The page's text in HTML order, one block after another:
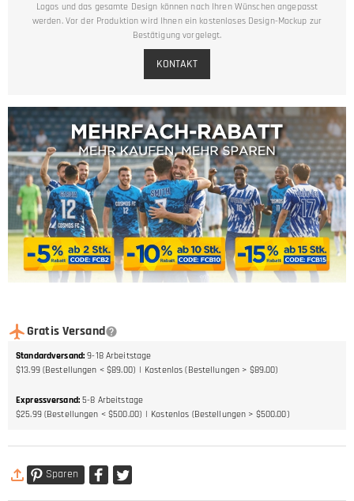
Logos und das gesamte Design können nach Ihren Wünschen angepasst
werden. Vor der Produktion wird Ihnen ein kostenloses Design-Mockup zur
Bestätigung vorgelegt.
KONTAKT
Gratis Versand
Standardversand: 9-18 Arbeitstage
$13.99 (Bestellungen < $89.00)
Kostenlos (Bestellungen > $89.00)
Expressversand: 5-8 Arbeitstage
$25.99 (Bestellungen < $500.00)
Kostenlos (Bestellungen > $500.00)
Sparen